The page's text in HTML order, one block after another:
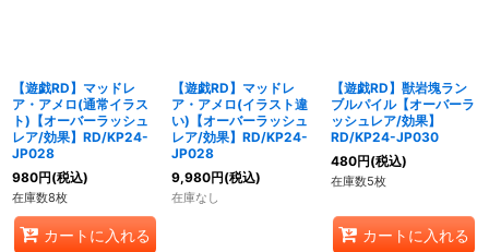
【遊戯RD】マッドレ
ア・アメロ(通常イラス
ト)【オーバーラッシュ
レア/効果】RD/KP24-
JP028
980円(税込)
在庫数8枚
カートに入れる
【遊戯RD】マッドレ
ア・アメロ(イラスト違
い)【オーバーラッシュ
レア/効果】RD/KP24-
JP028
9,980円(税込)
在庫なし
【遊戯RD】獣岩塊ラン
ブルパイル【オーバーラ
ッシュレア/効果】
RD/KP24-JP030
480円(税込)
在庫数5枚
カートに入れる